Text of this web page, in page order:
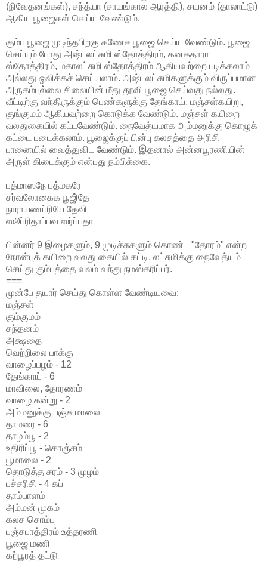
(நிவேதனங்கள்), சந்த்யா (சாயங்கால ஆரத்தி), சயனம் (தாலாட்டு)
ஆகிய பூஜைகள் செய்ய வேண்டும்.
கும்ப பூஜை முடிந்தபிறகு கணேச பூஜை செய்ய வேண்டும். பூஜை
செய்யும் போது அஷ்டலட்சுமி ஸ்தோத்திரம், கனகதாரா
ஸ்தோத்திரம், மகாலட்சுமி ஸ்தோத்திரம் ஆகியவற்றை படிக்கலாம்
அல்லது ஒலிக்கச் செய்யலாம். அஷ்டலட்சுமிகளுக்கும் விருப்பமான
அருகம்புல்லை சிலையின் மீது தூவி பூஜை செய்வது நல்லது.
வீட்டிற்கு வந்திருக்கும் பெண்களுக்கு தேங்காய், மஞ்சள்கயிறு,
குங்குமம் ஆகியவற்றை கொடுக்க வேண்டும். மஞ்சள் கயிறை
வலதுகையில் கட்டவேண்டும். நைவேத்யமாக அம்மனுக்கு கொழுக்
கட்டை படைக்கலாம். பூஜைக்குப் பின்பு கலசத்தை அரிசி
பானையில் வைத்துவிட வேண்டும். இதனால் அன்னபூரணியின்
அருள் கிடைக்கும் என்பது நம்பிக்கை.
பத்மாஸநே பத்மகரே
சர்வலோகைக பூஜி்தே
நாராயணப்ரியே தேவி
ஸூப்ரிதாப்பவ ஸர்ப்பதா
பின்னர் 9 இழைகளும், 9 முடிச்சுகளும் கொண்ட "தோரம்" என்ற
நோன்புக் கயிறை வலது கையில் கட்டி, லட்சுமிக்கு நைவேத்யம்
செய்து கும்பத்தை வலம் வந்து நமஸ்கரிப்பர்.
===
முன்பே தயார் செய்து கொள்ள வேண்டியவை:
மஞ்சள்
கும்குமம்
சந்தனம்
அக்ஷதை
வெற்றிலை பாக்கு
வாழைப்பழம் - 12
தேங்காய் - 6
மாவிலை, தோரணம்
வாழை கன்று - 2
அம்மனுக்கு பஞ்சு மாலை
தாமரை - 6
தாழம்பூ - 2
உதிரிப்பூ - கொஞ்சம்
பூமாலை - 2
தொடுத்த சரம் - 3 முழம்
பச்சரிசி - 4 கப்
தாம்பாளம்
அம்மன் முகம்
கலச சொம்பு
பஞ்சபாத்திரம் உத்தரணி
பூஜை மணி
கற்பூரத் தட்டு